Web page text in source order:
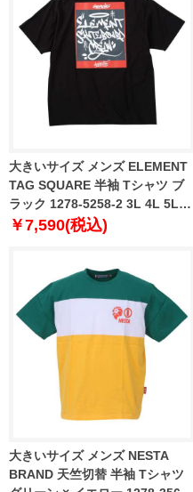
大きいサイズ メンズ ELEMENT
TAG SQUARE 半袖 Tシャツ ブ
ラック 1278-5258-2 3L 4L 5L
6L
￥7,590(税込)
大きいサイズ メンズ NESTA
BRAND 天竺切替 半袖 Tシャツ